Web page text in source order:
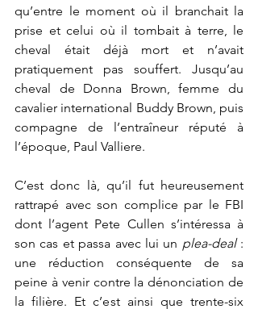
qu’entre le moment où il branchait la
prise et celui où il tombait à terre, le
cheval était déjà mort et n’avait
pratiquement pas souffert. Jusqu’au
cheval de Donna Brown, femme du
cavalier international Buddy Brown, puis
compagne de l’entraîneur réputé à
l’époque, Paul Valliere.
C’est donc là, qu’il fut heureusement
rattrapé avec son complice par le FBI
dont l’agent Pete Cullen s’intéressa à
son cas et passa avec lui un plea-deal :
une réduction conséquente de sa
peine à venir contre la dénonciation de
la filière. Et c’est ainsi que trente-six